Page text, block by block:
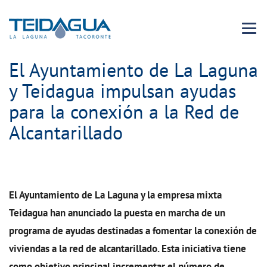
Menu
El Ayuntamiento de La Laguna
y Teidagua impulsan ayudas
para la conexión a la Red de
Alcantarillado
El Ayuntamiento de La Laguna y la empresa mixta
Teidagua han anunciado la puesta en marcha de un
programa de ayudas destinadas a fomentar la conexión de
viviendas a la red de alcantarillado. Esta iniciativa tiene